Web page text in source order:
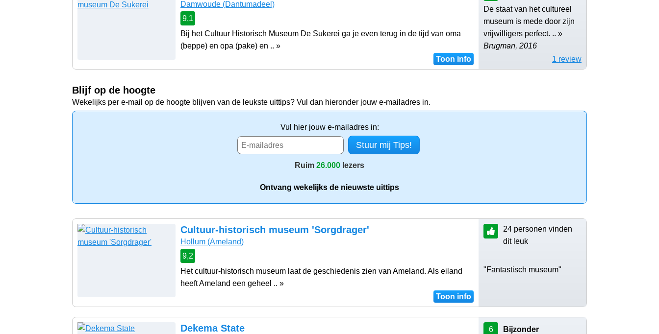
Damwoude (Dantumadeel)
9,1
Bij het Cultuur Historisch Museum De Sukerei ga je even terug in de tijd van oma
(beppe) en opa (pake) en .. »
Toon info
De staat van het cultureel
museum is mede door zijn
vrijwilligers perfect. .. »
Brugman, 2016
1 review
Blijf op de hoogte
Wekelijks per e-mail op de hoogte blijven van de leukste uittips? Vul dan hieronder jouw e-mailadres in.
Vul hier jouw e-mailadres in:
Ruim 26.000 lezers
Ontvang wekelijks de nieuwste uittips
Cultuur-historisch museum 'Sorgdrager'
Hollum (Ameland)
9,2
Het cultuur-historisch museum laat de geschiedenis zien van Ameland. Als eiland
heeft Ameland een geheel .. »
Toon info
24 personen vinden
dit leuk
"Fantastisch museum"
Dekema State 6
Bijzonder